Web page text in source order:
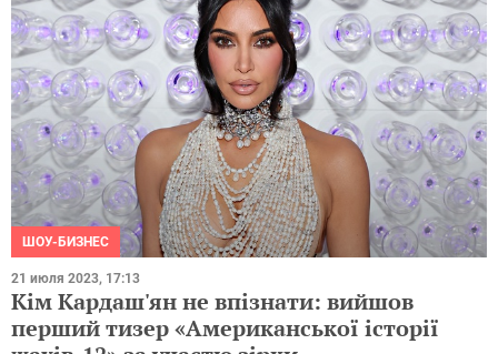
ШОУ-БИЗНЕС
21 июля 2023, 17:13
Кім Кардаш'ян не впізнати: вийшов
перший тизер «Американської історії